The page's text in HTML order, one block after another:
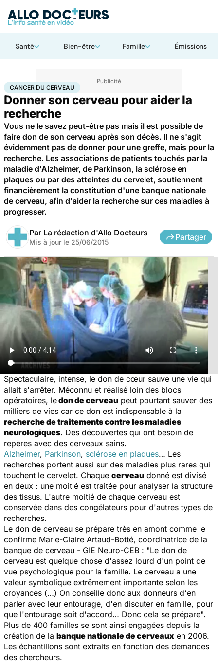
Santé Bien-être Famille Émissions
AccueilSanté MaladiesCancer Cancer du cerveau
CANCER DU CERVEAU
Donner son cerveau pour aider la
recherche
Vous ne le savez peut-être pas mais il est possible de
faire don de son cerveau après son décès. Il ne s'agit
évidemment pas de donner pour une greffe, mais pour la
recherche. Les associations de patients touchés par la
maladie d'Alzheimer, de Parkinson, la sclérose en
plaques ou par des atteintes du cervelet, soutiennent
financièrement la constitution d'une banque nationale
de cerveau, afin d'aider la recherche sur ces maladies à
progresser.
Par La rédaction d'Allo Docteurs
Mis à jour le 25/06/2015
Partager
Spectaculaire, intense, le don de cœur sauve une vie qui
allait s'arrêter. Méconnu et réalisé loin des blocs
opératoires, ledon de cerveau peut pourtant sauver des
milliers de vies car ce don est indispensable à la
recherche de traitements contre les maladies
neurologiques. Des découvertes qui ont besoin de
repères avec des cerveaux sains.
Alzheimer, Parkinson, sclérose en plaques… Les
recherches portent aussi sur des maladies plus rares qui
touchent le cervelet. Chaque cerveau donné est divisé
en deux : une moitié est traitée pour analyser la structure
des tissus. L'autre moitié de chaque cerveau est
conservée dans des congélateurs pour d'autres types de
recherches.
Le don de cerveau se prépare très en amont comme le
confirme Marie-Claire Artaud-Botté, coordinatrice de la
banque de cerveau - GIE Neuro-CEB : "Le don de
cerveau est quelque chose d'assez lourd d'un point de
vue psychologique pour la famille. Le cerveau a une
valeur symbolique extrêmement importante selon les
croyances (…) On conseille donc aux donneurs d'en
parler avec leur entourage, d'en discuter en famille, pour
que l'entourage soit d'accord… Donc cela se prépare".
Plus de 400 familles se sont ainsi engagées depuis la
création de la banque nationale de cerveaux en 2006.
Les échantillons sont extraits en fonction des demandes
des chercheurs.